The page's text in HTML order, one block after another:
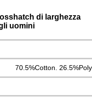
di larghezza
uomini
70.5%Cotton.